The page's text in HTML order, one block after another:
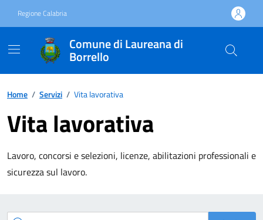
Regione Calabria
Comune di Laureana di
Borrello
Home / Servizi / Vita lavorativa
Vita lavorativa
Lavoro, concorsi e selezioni, licenze, abilitazioni professionali e
sicurezza sul lavoro.
Esplora tutti i servizi